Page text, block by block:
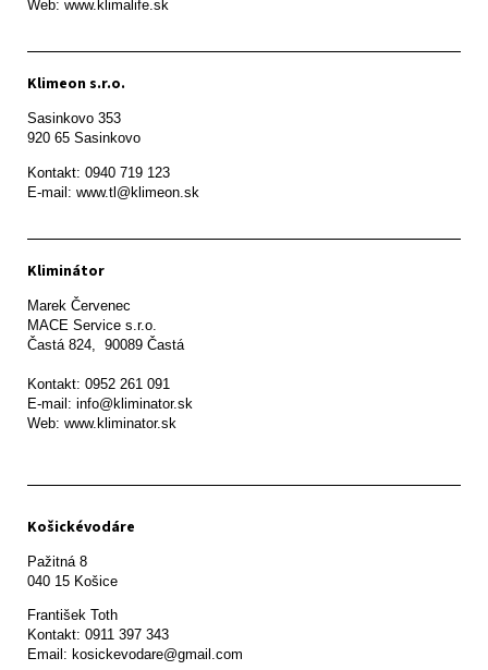
Web: www.klimalife.sk
Klimeon s.r.o.
Sasinkovo 353
920 65 Sasinkovo
Kontakt: 0940 719 123
E-mail: www.tl@klimeon.sk
Kliminátor
Marek Červenec
MACE Service s.r.o.
Častá 824,  90089 Častá
Kontakt: 0952 261 091
E-mail: info@kliminator.sk
Web: www.kliminator.sk
Košickévodáre
Pažitná 8
František Toth
Kontakt: 0911 397 343
Email: kosickevodare@gmail.com